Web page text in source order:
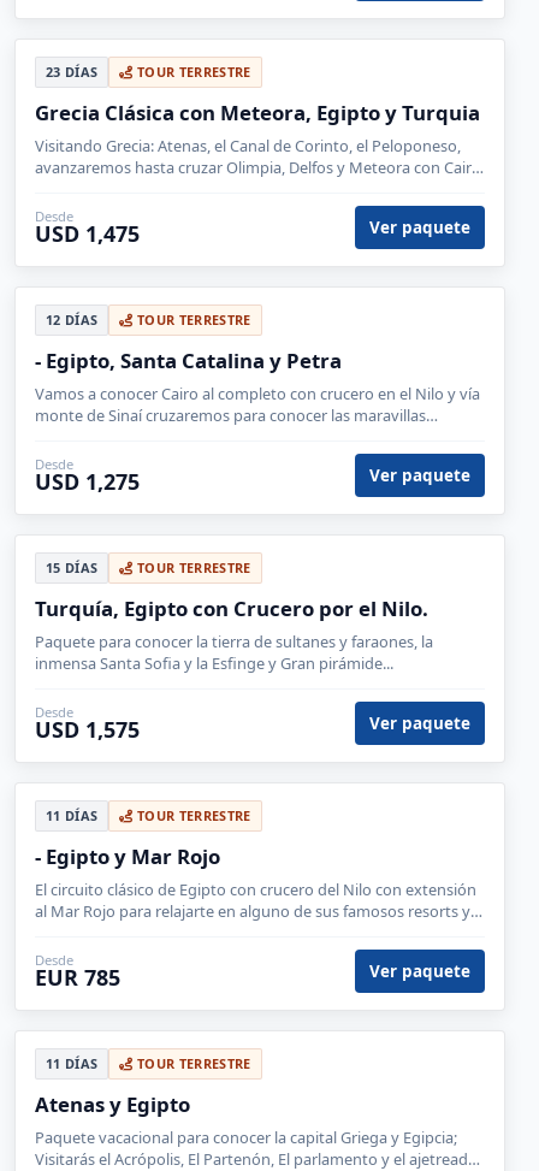
23 DÍAS TOUR TERRESTRE
Grecia Clásica con Meteora, Egipto y Turquia
Visitando Grecia: Atenas, el Canal de Corinto, el Peloponeso,
avanzaremos hasta cruzar Olimpia, Delfos y Meteora con Cairo
Desde
USD 1,475 Ver paquete
12 DÍAS TOUR TERRESTRE
- Egipto, Santa Catalina y Petra
Vamos a conocer Cairo al completo con crucero en el Nilo y vía
monte de Sinaí cruzaremos para conocer las maravillas
Desde
USD 1,275 Ver paquete
15 DÍAS TOUR TERRESTRE
Turquía, Egipto con Crucero por el Nilo.
Paquete para conocer la tierra de sultanes y faraones, la
inmensa Santa Sofia y la Esfinge y Gran pirámide...
Desde
USD 1,575 Ver paquete
11 DÍAS TOUR TERRESTRE
- Egipto y Mar Rojo
El circuito clásico de Egipto con crucero del Nilo con extensión
al Mar Rojo para relajarte en alguno de sus famosos resorts y
Desde
EUR 785 Ver paquete
11 DÍAS TOUR TERRESTRE
Atenas y Egipto
Paquete vacacional para conocer la capital Griega y Egipcia;
Visitarás el Acrópolis, El Partenón, El parlamento y el ajetreado